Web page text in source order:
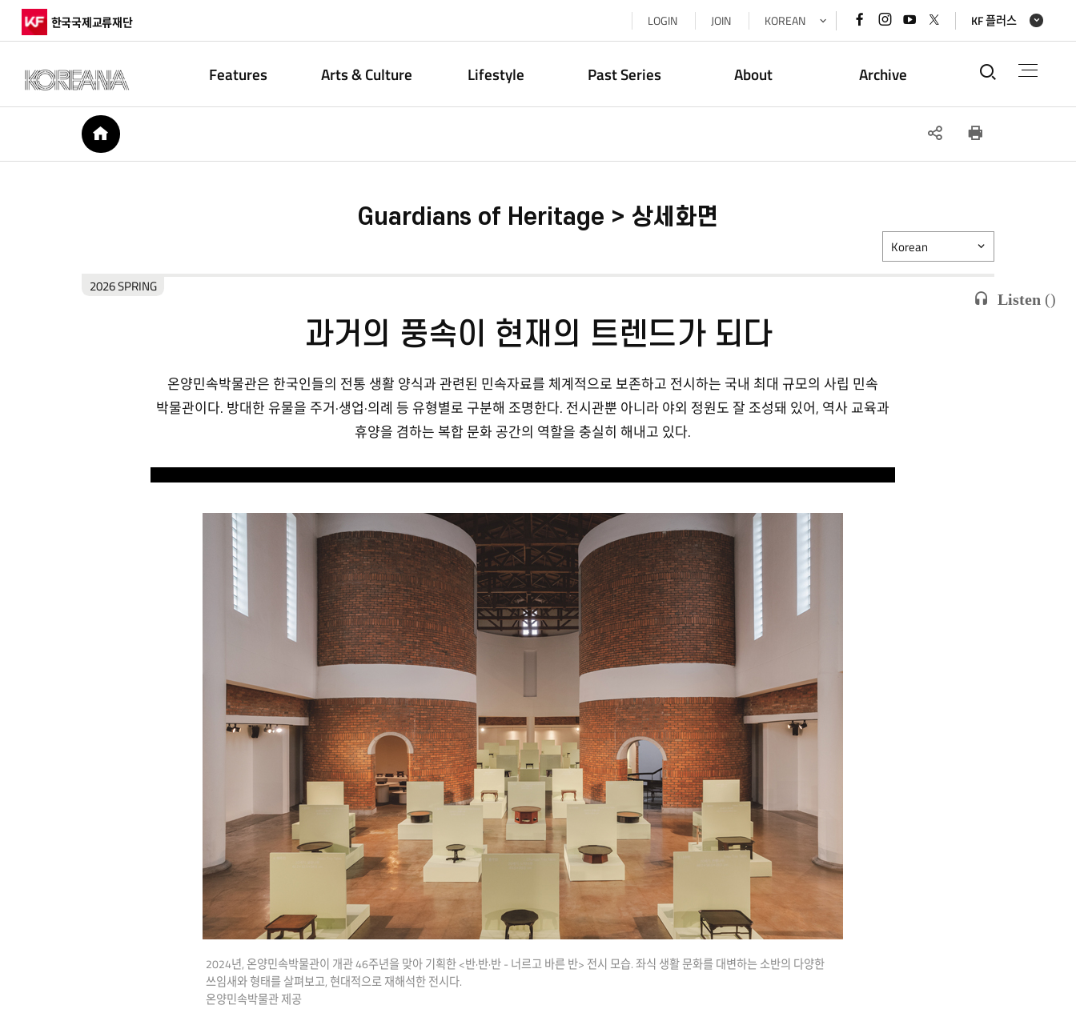
한국국제교류재단 LOGIN JOIN KOREAN 페이스북
바로가기
인스타그램
바로가기
유튜브
바로가기
x(트위터)
바로가기
KF 플러스
Features Arts & Culture Lifestyle Past Series About Archive 통합검
HOME SNS
Guardians of Heritage > 상세화면
Listen ()
2026 SPRING
Korean
과거의 풍속이 현재의 트렌드가 되다
온양민속박물관은 한국인들의 전통 생활 양식과 관련된 민속자료를 체계적으로 보존하고 전시하는 국내 최대 규모의 사립 민속
박물관이다. 방대한 유물을 주거·생업·의례 등 유형별로 구분해 조명한다. 전시관뿐 아니라 야외 정원도 잘 조성돼 있어, 역사 교육과
휴양을 겸하는 복합 문화 공간의 역할을 충실히 해내고 있다.
2024년, 온양민속박물관이 개관 46주년을 맞아 기획한 <반·반·반 - 너르고 바른 반> 전시 모습. 좌식 생활 문화를 대변하는 소반의 다양한
쓰임새와 형태를 살펴보고, 현대적으로 재해석한 전시다.
온양민속박물관 제공